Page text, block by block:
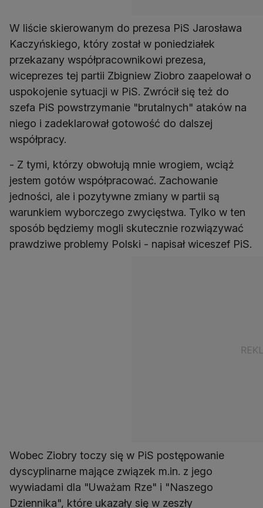
W liście skierowanym do prezesa PiS Jarosława
Kaczyńskiego, który został w poniedziałek
przekazany współpracownikowi prezesa,
wiceprezes tej partii Zbigniew Ziobro zaapelował o
uspokojenie sytuacji w PiS. Zwrócił się też do
szefa PiS powstrzymanie "brutalnych" ataków na
niego i zadeklarował gotowość do dalszej
współpracy.
- Z tymi, którzy obwołują mnie wrogiem, wciąż
jestem gotów współpracować. Zachowanie
jedności, ale i pozytywne zmiany w partii są
warunkiem wyborczego zwycięstwa. Tylko w ten
sposób będziemy mogli skutecznie rozwiązywać
prawdziwe problemy Polski - napisał wiceszef PiS.
Wobec Ziobry toczy się w PiS postępowanie
dyscyplinarne mające związek m.in. z jego
wywiadami dla "Uważam Rze" i "Naszego
Dziennika", które ukazały się w zeszły